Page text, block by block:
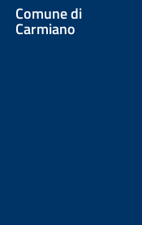
Comune di
Carmiano